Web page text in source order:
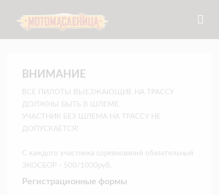
ВНИМАНИЕ
ВСЕ ПИЛОТЫ ВЫЕЗЖАЮЩИЕ НА ТРАССУ
ДОЛЖНЫ БЫТЬ В ШЛЕМЕ.
УЧАСТНИК БЕЗ ШЛЕМА НА ТРАССУ НЕ
ДОПУСКАЕТСЯ!
С каждого участника соревнований обязательный
ЭКОСБОР - 500/1000руб.
Регистрационные формы